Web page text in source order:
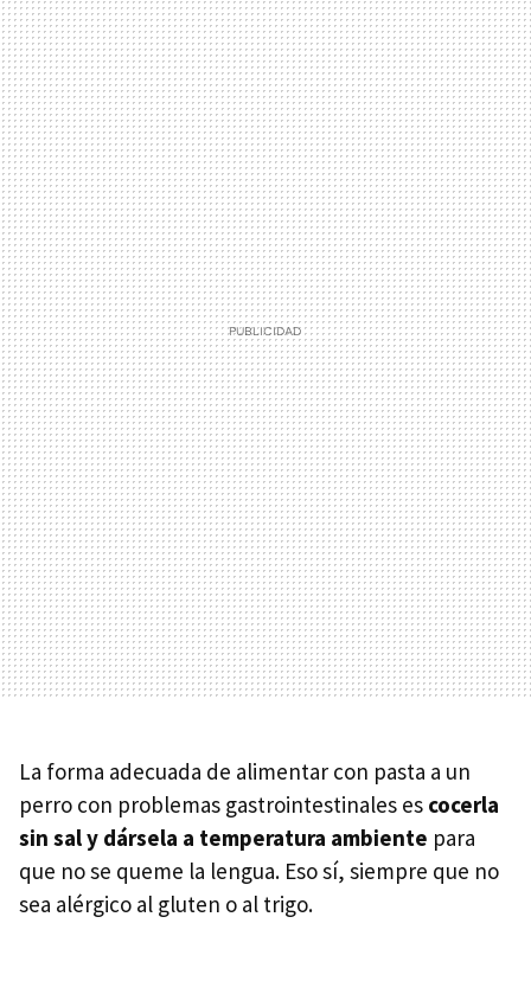
La forma adecuada de alimentar con pasta a un
perro con problemas gastrointestinales es cocerla
sin sal y dársela a temperatura ambiente para
que no se queme la lengua. Eso sí, siempre que no
sea alérgico al gluten o al trigo.